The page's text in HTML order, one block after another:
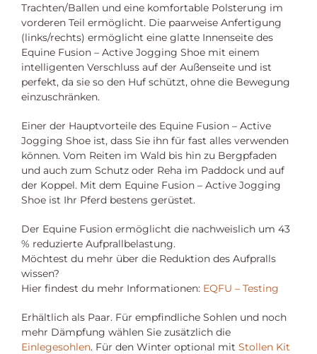
Trachten/Ballen und eine komfortable Polsterung im
vorderen Teil ermöglicht. Die paarweise Anfertigung
(links/rechts) ermöglicht eine glatte Innenseite des
Equine Fusion – Active Jogging Shoe mit einem
intelligenten Verschluss auf der Außenseite und ist
perfekt, da sie so den Huf schützt, ohne die Bewegung
einzuschränken.
Einer der Hauptvorteile des Equine Fusion – Active
Jogging Shoe ist, dass Sie ihn für fast alles verwenden
können. Vom Reiten im Wald bis hin zu Bergpfaden
und auch zum Schutz oder Reha im Paddock und auf
der Koppel. Mit dem Equine Fusion – Active Jogging
Shoe ist Ihr Pferd bestens gerüstet.
Der Equine Fusion ermöglicht die nachweislich um 43
% reduzierte Aufprallbelastung.
Möchtest du mehr über die Reduktion des Aufpralls
wissen?
Hier findest du mehr Informationen: EQFU – Testing
Erhältlich als Paar. Für empfindliche Sohlen und noch
mehr Dämpfung wählen Sie zusätzlich die
Einlegesohlen. Für den Winter optional mit Stollen Kit